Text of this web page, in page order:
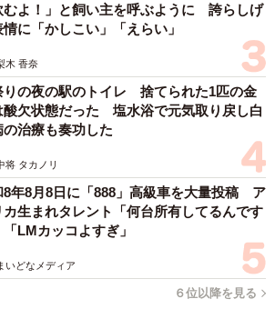
「懐かしく思った時」（女性24歳）、
り出したが、一時の感情だったため後
26歳）、など別れた相手への未練があ
ントがみられました。
いときに全国の男女がとる行動」と
する」（20歳男性）、「プレゼン
「会いに行く」（女性22歳）など積極
一方で、「ただ謝ります」（28歳男
ない」（女性27歳）、「自分の悪いと
29歳）といった声も寄せられました。
したいときに元恋人におくる言葉」を
むよ！」と飼い主を呼ぶように 誇らしげ
に「かしこい」「えらい」
木 香奈
りの夜の駅のトイレ 捨てられた1匹の金
酸欠状態だった 塩水浴で元気取り戻し白
の治療も奏功した
将 タカノリ
8年8月8日に「888」高級車を大量投稿 ア
カ生まれタレント「何台所有してるんです
LMカッコよすぎ」
いどなメディア
６位以降を見る